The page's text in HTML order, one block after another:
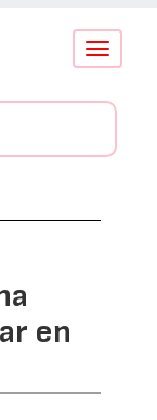
Conmutar
en